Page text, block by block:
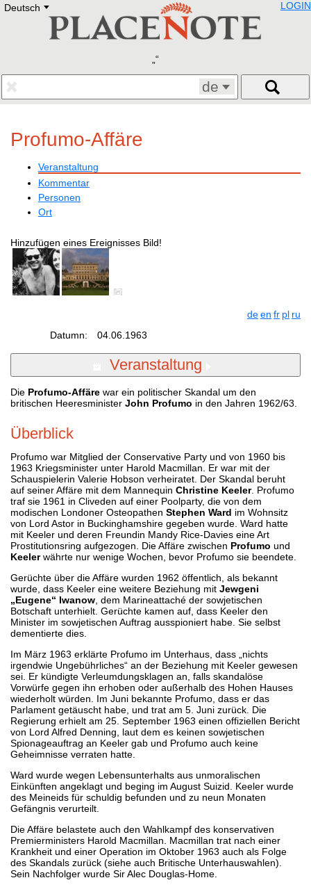
Deutsch E
Deutsch
Francais
Polski
Eestikeelne
LOGIN
de
Profumo-Affäre
Veranstaltung
Kommentar
Personen
Ort
Hinzufügen eines Ereignisses Bild!
deen fr pl ru
Datumn:
04.06.1963
Veranstaltung
Die Profumo-Affäre war ein politischer Skandal um den
britischen Heeresminister John Profumo in den Jahren 1962/63.
Überblick
Profumo war Mitglied der Conservative Party und von 1960 bis
1963 Kriegsminister unter Harold Macmillan. Er war mit der
Schauspielerin Valerie Hobson verheiratet. Der Skandal beruht
auf seiner Affäre mit dem Mannequin Christine Keeler. Profumo
traf sie 1961 in Cliveden auf einer Poolparty, die von dem
modischen Londoner Osteopathen Stephen Ward im Wohnsitz
von Lord Astor in Buckinghamshire gegeben wurde. Ward hatte
mit Keeler und deren Freundin Mandy Rice-Davies eine Art
Prostitutionsring aufgezogen. Die Affäre zwischen Profumo und
Keelerwährte nur wenige Wochen, bevor Profumo sie beendete.
Gerüchte über die Affäre wurden 1962 öffentlich, als bekannt
wurde, dass Keeler eine weitere Beziehung mit Jewgeni
„Eugene“ Iwanow , dem Marineattaché der sowjetischen
Botschaft unterhielt. Gerüchte kamen auf, dass Keeler den
Minister im sowjetischen Auftrag ausspioniert habe. Sie selbst
dementierte dies.
Im März 1963 erklärte Profumo im Unterhaus, dass „nichts
irgendwie Ungebührliches“ an der Beziehung mit Keeler gewesen
sei. Er kündigte Verleumdungsklagen an, falls skandalöse
Vorwürfe gegen ihn erhoben oder außerhalb des Hohen Hauses
wiederholt würden. Im Juni bekannte Profumo, dass er das
Parlament getäuscht habe, und trat am 5. Juni zurück. Die
Regierung erhielt am 25. September 1963 einen offiziellen Bericht
von Lord Alfred Denning, laut dem es keinen sowjetischen
Spionageauftrag an Keeler gab und Profumo auch keine
Geheimnisse verraten hatte.
Ward wurde wegen Lebensunterhalts aus unmoralischen
Einkünften angeklagt und beging im August Suizid. Keeler wurde
des Meineids für schuldig befunden und zu neun Monaten
Gefängnis verurteilt.
Die Affäre belastete auch den Wahlkampf des konservativen
Premierministers Harold Macmillan. Macmillan trat nach einer
Krankheit und einer Operation im Oktober 1963 auch als Folge
des Skandals zurück (siehe auch Britische Unterhauswahlen).
Sein Nachfolger wurde Sir Alec Douglas-Home.